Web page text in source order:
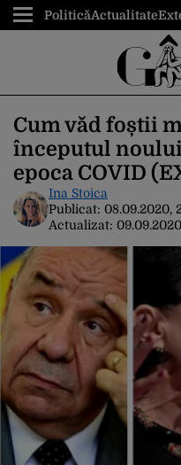
PoliticăActualitate
Cum văd foștii
începutul
epoca COVID
Ina Stoica
Publicat: 08.09.2020,
Actualizat: